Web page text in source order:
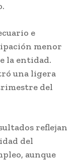
e
menor
la entidad.
una ligera
del
reflejan
del
aunque